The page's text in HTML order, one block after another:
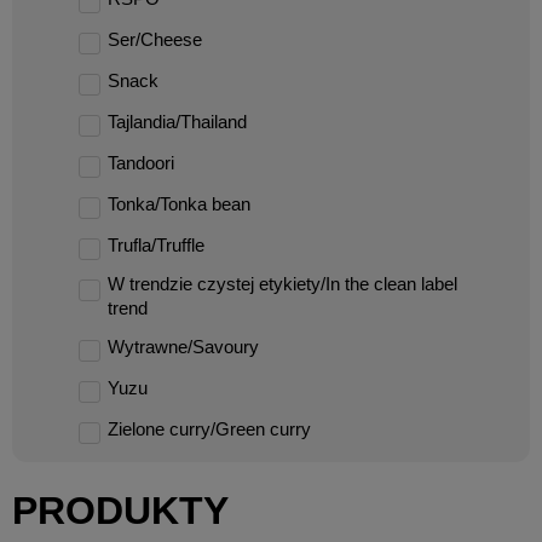
Ser/Cheese
Snack
Tajlandia/Thailand
Tandoori
Tonka/Tonka bean
Trufla/Truffle
W trendzie czystej etykiety/In the clean label
trend
Wytrawne/Savoury
Yuzu
Zielone curry/Green curry
PRODUKTY